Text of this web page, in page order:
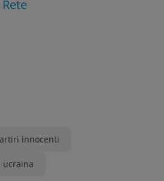
innocenti
ucraina